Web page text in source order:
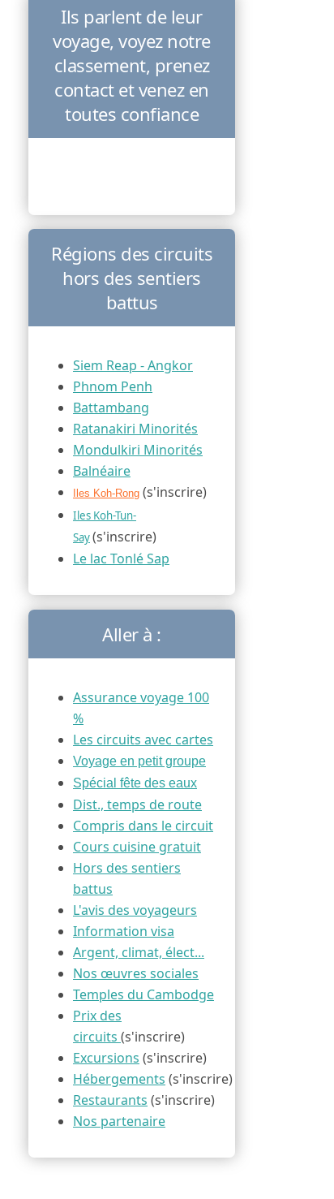
Ils parlent de leur
voyage, voyez notre
classement, prenez
contact et venez en
toutes confiance
Régions des circuits
hors des sentiers
battus
Siem Reap - Angkor
Phnom Penh
Battambang
Ratanakiri Minorités
Mondulkiri Minorités
Balnéaire
Iles Koh-Rong (s'inscrire)
Iles Koh-Tun-
Say(s'inscrire)
Le lac Tonlé Sap
Aller à :
Assurance voyage 100
%
Les circuits avec cartes
Voyage en petit groupe
Spécial fête des eaux
Dist., temps de route
Compris dans le circuit
Cours cuisine gratuit
Hors des sentiers
battus
L'avis des voyageurs
Information visa
Argent, climat, élect...
Nos œuvres sociales
Temples du Cambodge
Prix des
circuits (s'inscrire)
Excursions (s'inscrire)
Hébergements (s'inscrire)
Restaurants (s'inscrire)
Nos partenaire